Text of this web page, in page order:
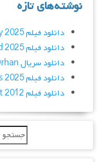
نوشته‌های تازه
دانلود فیلم A Time for Bravery 2025
دانلود فیلم The Great Flood 2025
دانلود سریال Kurulus Orhan
دانلود فیلم The Thing with Feathers 2025
دانلود فیلم Adventure Planet 2012